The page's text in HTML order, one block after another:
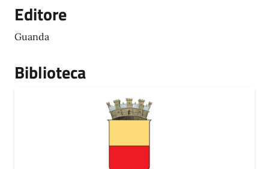
Editore
Guanda
Biblioteca